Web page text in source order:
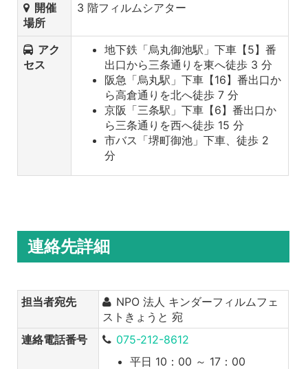
開催
場所
3 階フィルムシアター
アク
セス
地下鉄「烏丸御池駅」下車【5】番
出口から三条通りを東へ徒歩 3 分
阪急「烏丸駅」下車【16】番出口か
ら高倉通りを北へ徒歩 7 分
京阪「三条駅」下車【6】番出口か
ら三条通りを西へ徒歩 15 分
市バス「堺町御池」下車、徒歩 2
分
連絡先詳細
担当者宛先
NPO 法人 キンダーフィルムフェ
ストきょうと 宛
連絡電話番号
075-212-8612
平日 10：00 ～ 17：00